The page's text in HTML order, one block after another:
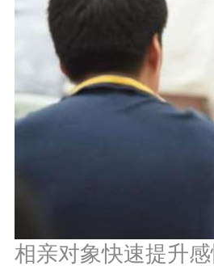
相亲对象快速提升